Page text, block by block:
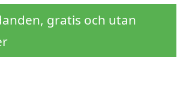
gratis och utan